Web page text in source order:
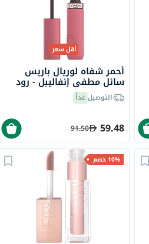
أقل سعر
أحمر شفاه لوريال باريس
سائل مطفي إنفاليبل - رود
تريبينغ/240
التوصيلغداً
59.48
91.50
10% خصم